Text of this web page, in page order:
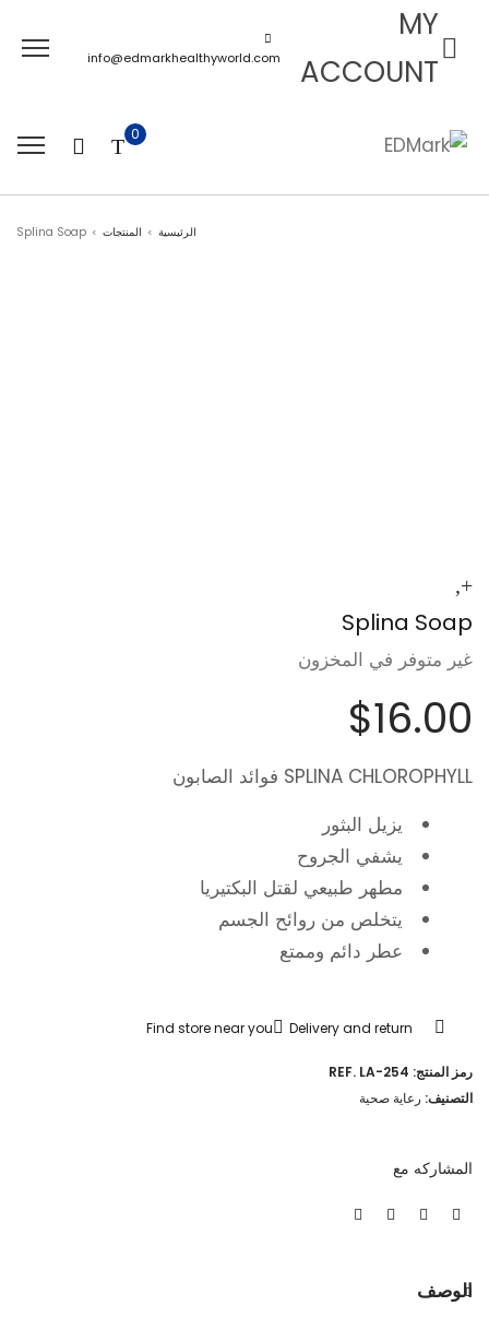
MY
ACCOUNT
info@edmarkhealthyworld.com
0
الرئيسية > المنتجات >
Splina Soap
Splina Soap
غير متوفر في المخزون
$16.00
SPLINA CHLOROPHYLL فوائد الصابون
يزيل البثور
يشفي الجروح
مطهر طبيعي لقتل البكتيريا
يتخلص من روائح الجسم
عطر دائم وممتع
Find store near you Delivery and return
رمز المنتج: REF. LA-254
التصنيف: رعاية صحية
المشاركه مع
الوصف